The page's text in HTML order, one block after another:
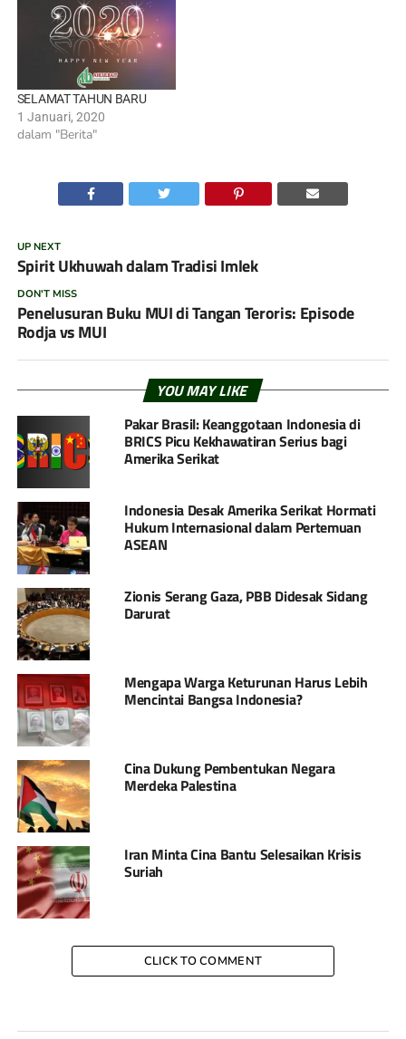
SELAMAT TAHUN BARU
1 Januari, 2020
dalam "Berita"
UP NEXT
Spirit Ukhuwah dalam Tradisi Imlek
DON'T MISS
Penelusuran Buku MUI di Tangan Teroris: Episode
Rodja vs MUI
YOU MAY LIKE
Pakar Brasil: Keanggotaan Indonesia di
BRICS Picu Kekhawatiran Serius bagi
Amerika Serikat
Indonesia Desak Amerika Serikat Hormati
Hukum Internasional dalam Pertemuan
ASEAN
Zionis Serang Gaza, PBB Didesak Sidang
Darurat
Mengapa Warga Keturunan Harus Lebih
Mencintai Bangsa Indonesia?
Cina Dukung Pembentukan Negara
Merdeka Palestina
Iran Minta Cina Bantu Selesaikan Krisis
Suriah
CLICK TO COMMENT